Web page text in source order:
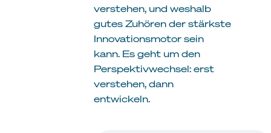
verstehen, und weshalb
gutes Zuhören der stärkste
Innovationsmotor sein
kann. Es geht um den
Perspektivwechsel: erst
verstehen, dann
entwickeln.